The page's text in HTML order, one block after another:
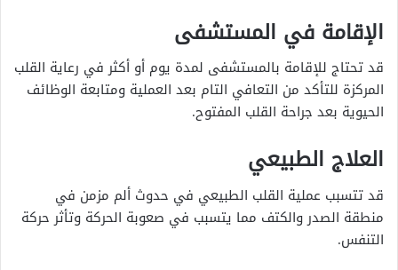
الإقامة في المستشفى
قد تحتاج للإقامة بالمستشفى لمدة يوم أو أكثر في رعاية القلب
المركزة للتأكد من التعافي التام بعد العملية ومتابعة الوظائف
الحيوية بعد جراحة القلب المفتوح.
العلاج الطبيعي
قد تتسبب عملية القلب الطبيعي في حدوث ألم مزمن في
منطقة الصدر والكتف مما يتسبب في صعوبة الحركة وتأثر حركة
التنفس.